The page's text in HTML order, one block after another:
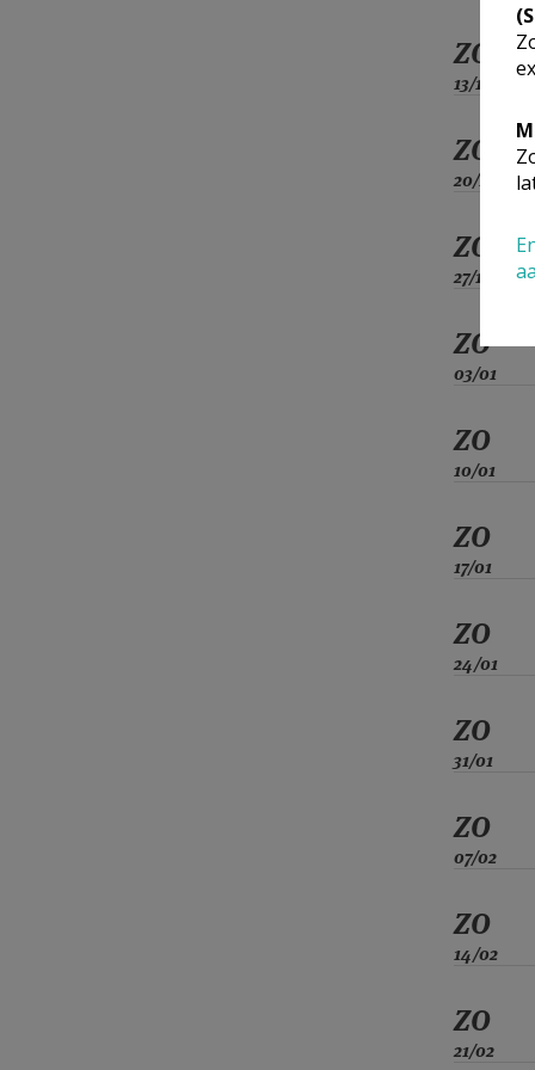
ZO
13/12
ZO
20/12
ZO
27/12
ZO
03/01
ZO
10/01
ZO
17/01
ZO
24/01
ZO
31/01
ZO
07/02
ZO
14/02
ZO
21/02